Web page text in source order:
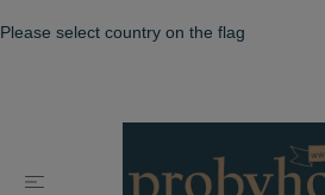
select country on the flag